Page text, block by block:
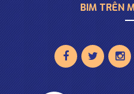
BIM TRÊN